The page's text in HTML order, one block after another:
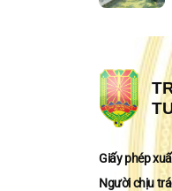
Giấy phép
Người chịu